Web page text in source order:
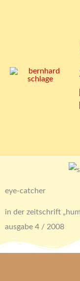
eye-catcher
in der zeitschrift
ausgabe 4 / 2008